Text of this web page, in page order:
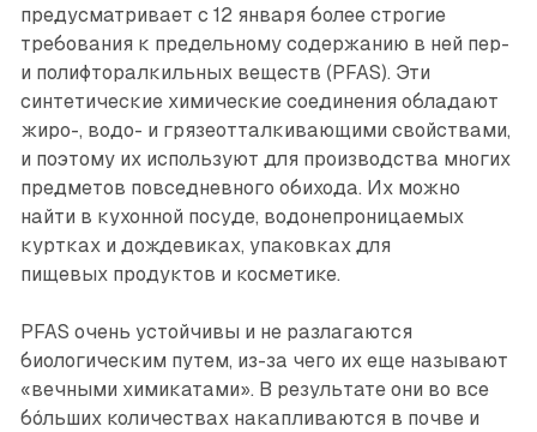
предусматривает с 12 января более строгие
требования к предельному содержанию в ней пер-
и полифторалкильных веществ (PFAS). Эти
синтетические химические соединения обладают
жиро-, водо- и грязеотталкивающими свойствами,
и поэтому их используют для производства многих
предметов повседневного обихода. Их можно
найти в кухонной посуде, водонепроницаемых
куртках и дождевиках, упаковках для
пищевых продуктов и косметике.
PFAS очень устойчивы и не разлагаются
биологическим путем, из-за чего их еще называют
«вечными химикатами». В результате они во все
бо́льших количествах накапливаются в почве и